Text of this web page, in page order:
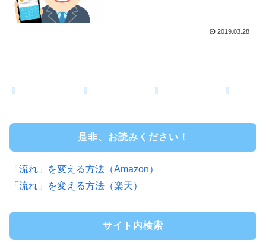
2019.03.28
是非、お読みください！
「流れ」を変える方法（Amazon）
「流れ」を変える方法（楽天）
サイト内検索